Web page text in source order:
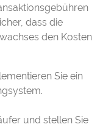
dass die
den Kosten
Sie ein
und stellen Sie